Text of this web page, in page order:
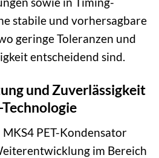
stabile und vorhersagbare
geringe Toleranzen und
entscheidend sind.
und Zuverlässigkeit
PET-Kondensator
im Bereich